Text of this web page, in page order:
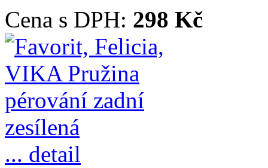
Cena s DPH: 298 Kč
... detail